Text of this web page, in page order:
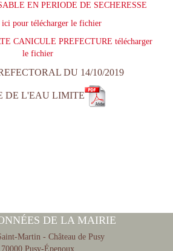
EN PERIODE DE SECHERESSE
ici pour télécharger le fichier
CANICULE PREFECTURE télécharger
le fichier
DU 14/10/2019
DE L'EAU LIMITE
DE LA MAIRIE
Martin - Château de Pusy
70000 Pusy-Épenoux